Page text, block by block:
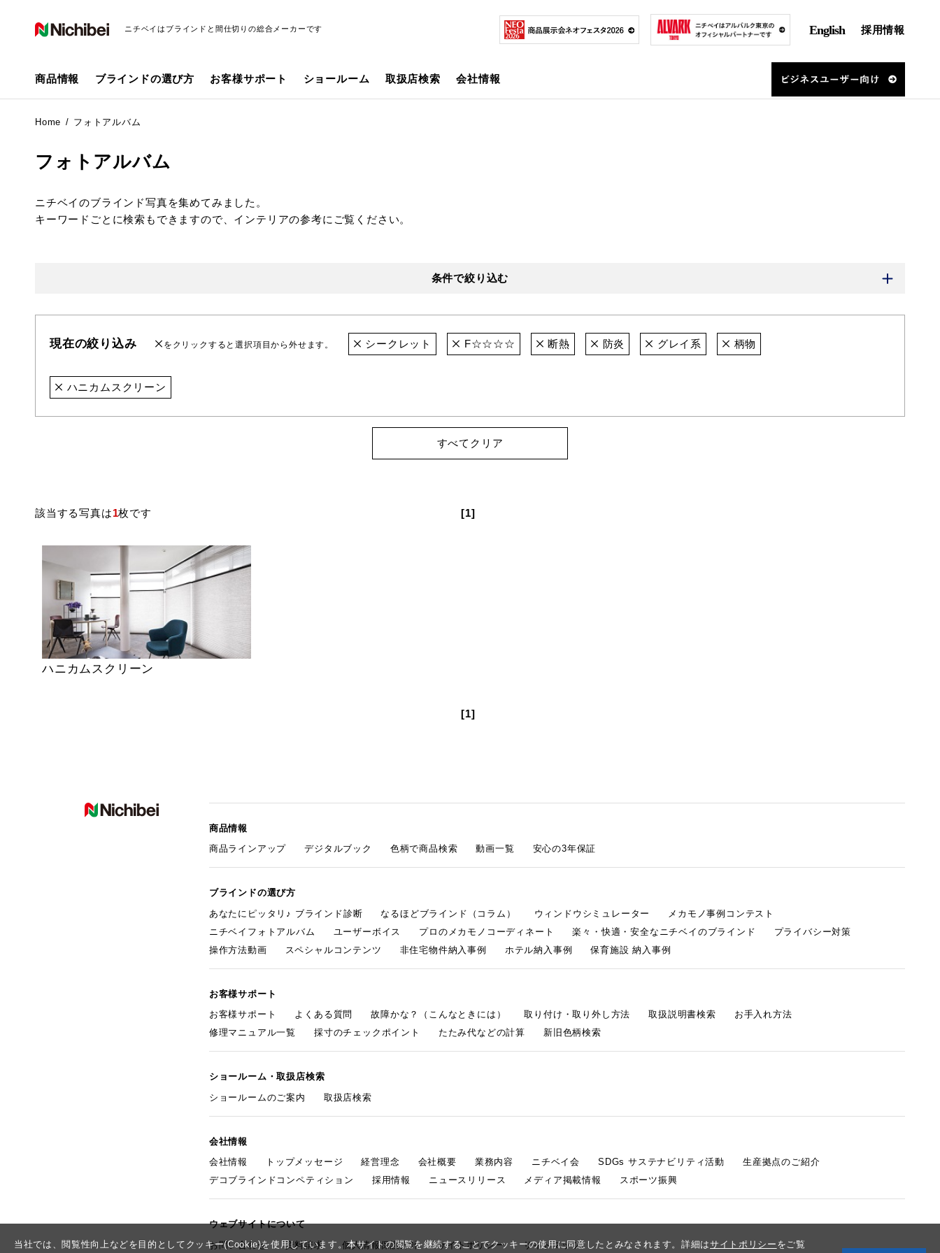
当社では、閲覧性向上などを目的としてクッキー(Cookie)を使用しています。本サイトの閲覧を継続することでクッキーの使用に同意したとみなされます。詳細はサイトポリシー をご覧
ニチベイはブラインドと間仕切りの総合メーカーです English 採用情報
商品情報 ブラインドの選び方 お客様サポート ショールーム 取扱店検索 会社情報
Home フォトアルバム
フォトアルバム
ニチベイのブラインド写真を集めてみました。
キーワードごとに検索もできますので、インテリアの参考にご覧ください。
条件で絞り込む
現在の絞り込み をクリックすると選択項目から外せます。 シークレット F☆☆☆☆ 断熱 防炎 グレイ系 柄物
ハニカムスクリーン
すべてクリア
該当する写真は1枚です [1]
ハニカムスクリーン
[1]
商品情報
商品ラインアップ
デジタルブック 色柄で商品検索 動画一覧 安心の3年保証
ブラインドの選び方
あなたにピッタリ♪ ブラインド診断
なるほどブラインド（コラム） ウィンドウシミュレーター
メカモノ事例コンテスト
ニチベイフォトアルバム
ユーザーボイス プロのメカモノコーディネート 楽々・快適・安全なニチベイのブラインド
プライバシー対策
操作方法動画
スペシャルコンテンツ 非住宅物件納入事例 ホテル納入事例 保育施設 納入事例
お客様サポート
お客様サポート
よくある質問 故障かな？（こんなときには） 取り付け・取り外し方法 取扱説明書検索
お手入れ方法
修理マニュアル一覧
採寸のチェックポイント たたみ代などの計算 新旧色柄検索
ショールーム・取扱店検索
ショールームのご案内
取扱店検索
会社情報
会社情報
トップメッセージ 経営理念 会社概要 業務内容 ニチベイ会 SDGs サステナビリティ活動
生産拠点のご紹介
デコブラインドコンペティション
採用情報 ニュースリリース メディア掲載情報 スポーツ振興
ウェブサイトについて
お問い合わせ
資料請求 個人情報保護方針 サイトポリシー サイトマップ